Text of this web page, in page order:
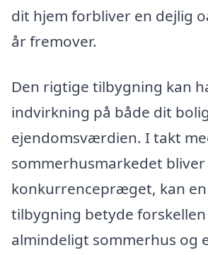
dit hjem forbliver en dejlig
år fremover.
Den rigtige tilbygning kan
indvirkning på både dit
ejendomsværdien. I takt
sommerhusmarkedet
konkurrencepræget, kan
tilbygning betyde
almindeligt sommerhus og